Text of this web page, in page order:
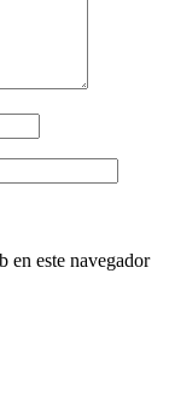
en este navegador